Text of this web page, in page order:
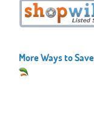
More Ways to Save